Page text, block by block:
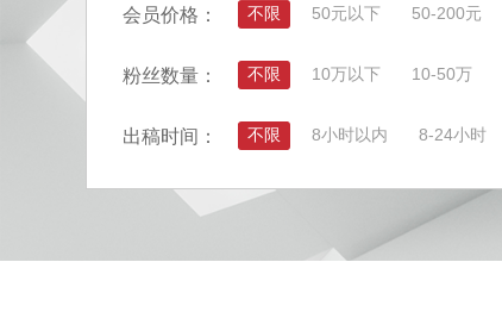
会员价格： 不限 50元以下 50-200元
粉丝数量： 不限 10万以下 10-50万
出稿时间： 不限 8小时以内 8-24小时